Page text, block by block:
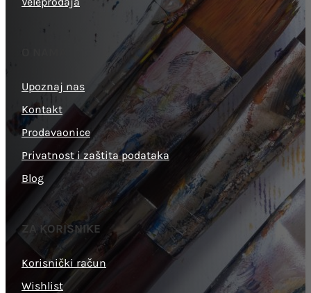
Upoznaj nas
Kontakt
Prodavaonice
Privatnost i zaštita podataka
Blog
ZA KORISNIKE
Korisnički račun
Wishlist